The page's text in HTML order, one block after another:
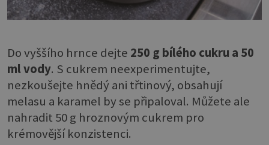
Do vyššího hrnce dejte 250 g bílého cukru a 50
ml vody. S cukrem neexperimentujte,
nezkoušejte hnědý ani třtinový, obsahují
melasu a karamel by se připaloval. Můžete ale
nahradit 50 g hroznovým cukrem pro
krémovější konzistenci.